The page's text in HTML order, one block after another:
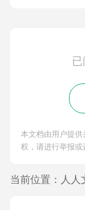
本文档由用户提
权，请进行举报或
当前位置： 人人